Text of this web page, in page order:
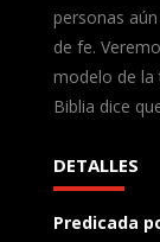
personas
de fe.
modelo de la
Biblia dice
DETALLES
Predicada